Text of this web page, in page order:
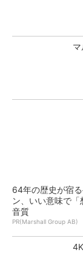
64年の歴史が宿
ン、いい意味で「
音質
PR(Marshall Group AB)